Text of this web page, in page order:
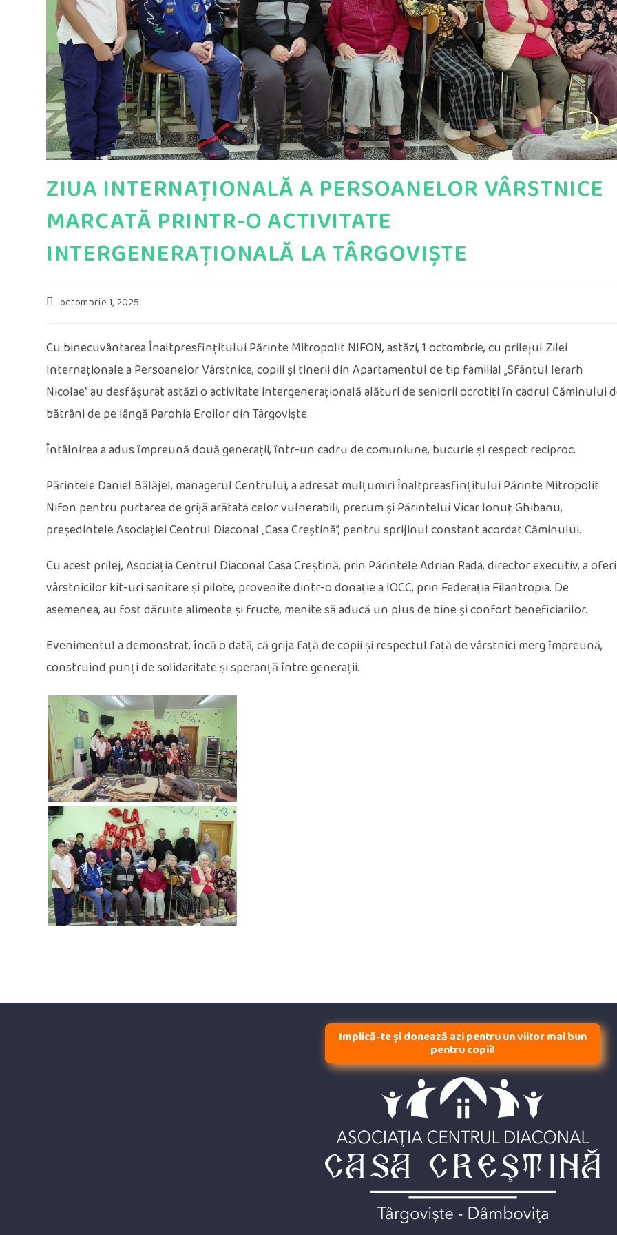
ZIUA INTERNAȚIONALĂ A PERSOANELOR VÂRSTNICE
MARCATĂ PRINTR-O ACTIVITATE
INTERGENERAȚIONALĂ LA TÂRGOVIȘTE
Postoctombrie 1, 2025
Cu binecuvântarea Înaltpresfințitului Părinte Mitropolit NIFON, astăzi, 1 octombrie, cu prilejul Zilei
Internaționale a Persoanelor Vârstnice, copiii și tinerii din Apartamentul de tip familial „Sfântul Ierarh
Nicolae” au desfășurat astăzi o activitate intergenerațională alături de seniorii ocrotiți în cadrul Căminului
bătrâni de pe lângă Parohia Eroilor din Târgoviște.
Întâlnirea a adus împreună două generații, într-un cadru de comuniune, bucurie și respect reciproc.
Părintele Daniel Bălăjel, managerul Centrului, a adresat mulțumiri Înaltpreasfințitului Părinte Mitropolit
Nifon pentru purtarea de grijă arătată celor vulnerabili, precum și Părintelui Vicar Ionuț Ghibanu,
președintele Asociației Centrul Diaconal „Casa Creștină”, pentru sprijinul constant acordat Căminului.
Cu acest prilej, Asociația Centrul Diaconal Casa Creștină, prin Părintele Adrian Rada, director executiv, a
vârstnicilor kit-uri sanitare și pilote, provenite dintr-o donație a IOCC, prin Federația Filantropia. De
asemenea, au fost dăruite alimente și fructe, menite să aducă un plus de bine și confort beneficiarilor.
Evenimentul a demonstrat, încă o dată, că grija față de copii și respectul față de vârstnici merg împreună,
construind punți de solidaritate și speranță între generații.
Implică-te și donează azi pentru un viitor mai bun
pentru copii!